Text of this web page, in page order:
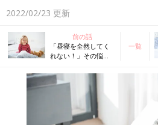
2022/02/23 更新
前の話
「昼寝を全然してく
れない！」その悩
ろまで月齢別に解決
します【米国IPHI公
認・乳幼児睡眠コン
一覧